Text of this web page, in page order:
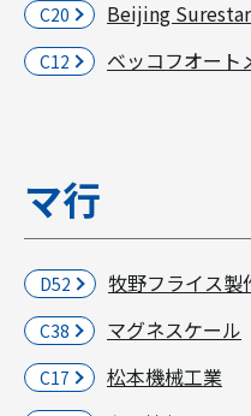
C20 Beijing
C12 ベッコフオート
マ行
D52 牧野フライス製
C38 マグネスケール
C17 松本機械工業